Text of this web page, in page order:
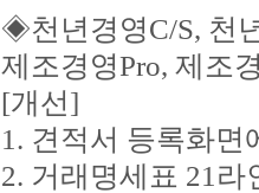
◈천년경영C/S, 천
제조경영Pro, 제조
[개선]
1. 견적서 등록화면
2. 거래명세표 21